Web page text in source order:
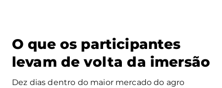
O que os participantes
levam de volta da imersão
Dez dias dentro do maior mercado do agro